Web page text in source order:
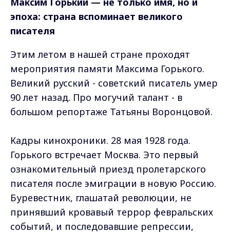
эпоха: страна вспоминает великого
писателя
Этим летом в нашей стране проходят
мероприятия памяти Максима Горького.
Великий русский - советский писатель умер
90 лет назад. Про могучий талант - в
большом репортаже Татьяны Воронцовой.
Кадры кинохроники. 28 мая 1928 года.
Горького встречает Москва. Это первый
ознакомительный приезд пролетарского
писателя после эмиграции в новую Россию.
Буревестник, глашатай революции, не
принявший кровавый террор февральских
событий, и последовавшие репрессии,